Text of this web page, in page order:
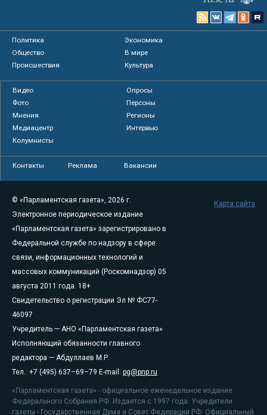
Политика
Экономика
Общество
В мире
Происшествия
Культура
Видео
Опросы
Фото
Персоны
Мнения
Регионы
Медиацентр
Интервью
Колумнисты
Контакты Реклама Вакансии
© «Парламентская газета», 2026 г.
Электронное периодическое издание
«Парламентская газета» зарегистрировано в
Федеральной службе по надзору в сфере
связи, информационных технологий и
массовых коммуникаций (Роскомнадзор) 05
августа 2011 года. 18+
Свидетельство о регистрации Эл № ФС77-
46097
Учредитель — АНО «Парламентская газета»
Исполняющий обязанности главного
редактора — Абдуллаев М.Р.
Тел.: +7 (495) 637–69–79 E-mail: pg@pnp.ru
«Парламентская газета» - официальное еженедельное издание
Федерального Собрания РФ. Издается с 1997 года. Учредители
газеты - Государственная Дума и Совет Федерации РФ. Официальный
Карта сайта